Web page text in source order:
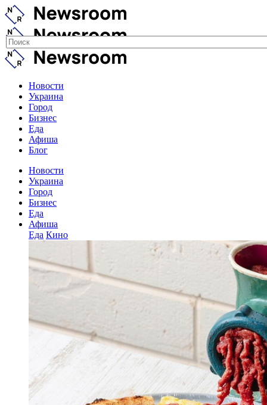
Новости
Украина
Город
Бизнес
Еда
Афиша
Блог
Новости
Украина
Город
Бизнес
Еда
Афиша
Еда Кино